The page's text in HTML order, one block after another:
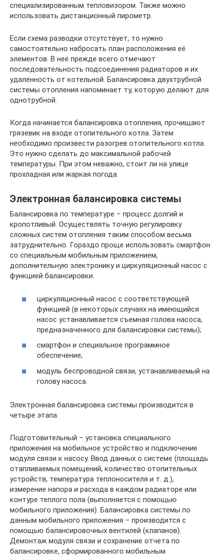
специализированным тепловизором. Также можно
использовать дистанционный пирометр.
Если схема разводки отсутствует, то нужно
самостоятельно набросать план расположения её
элементов. В неё прежде всего отмечают
последовательность подсоединения радиаторов и их
удалённость от котельной. Балансировка двухтрубной
системы отопления напоминает ту, которую делают для
однотрубной.
Когда начинается балансировка отопления, прочищают
грязевик на входе отопительного котла. Затем
необходимо произвести разогрев отопительного котла.
Это нужно сделать до максимальной рабочей
температуры. При этом неважно, стоит ли на улице
прохладная или жаркая погода.
Электронная балансировка системы
Балансировка по температуре – процесс долгий и
кропотливый. Осуществлять точную регулировку
сложных систем отопления таким способом весьма
затруднительно. Гораздо проще использовать смартфон
со специальным мобильным приложением,
дополнительную электронику и циркуляционный насос с
функцией балансировки.
циркуляционный насос с соответствующей
функцией (в некоторых случаях на имеющийся
насос устанавливается съемная голова насоса,
предназначенного для балансировки системы);
смартфон и специальное программное
обеспечение;
модуль беспроводной связи, устанавливаемый на
голову насоса.
Электронная балансировка системы производится в
четыре этапа:
Подготовительный – установка специального
приложения на мобильное устройство и подключение
модуля связи к насосу. Ввод данных о системе (площадь
отапливаемых помещений, количество отопительных
устройств, температура теплоносителя и т. д.),
измерение напора и расхода в каждом радиаторе или
контуре теплого пола (выполняется с помощью
мобильного приложения). Балансировка системы по
данным мобильного приложения – производится с
помощью балансировочных вентилей (клапанов).
Демонтаж модуля связи и сохранение отчета по
балансировке, сформированного мобильным